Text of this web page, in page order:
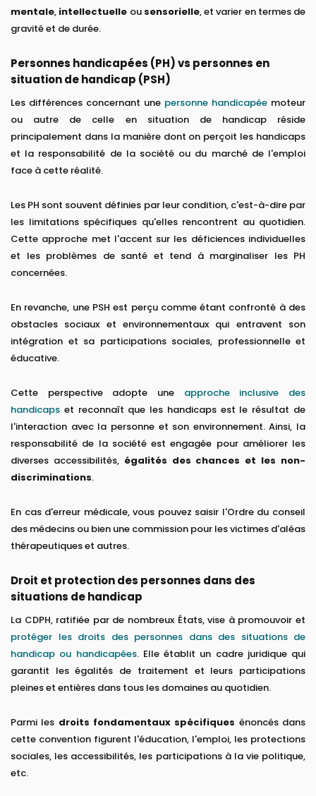
mentale, intellectuelle ou sensorielle, et varier en termes de
gravité et de durée.
Personnes handicapées (PH) vs personnes en
situation de handicap (PSH)
Les différences concernant une personne handicapée moteur
ou autre de celle en situation de handicap réside
principalement dans la manière dont on perçoit les handicaps
et la responsabilité de la société ou du marché de l'emploi
face à cette réalité.
Les PH sont souvent définies par leur condition, c'est-à-dire par
les limitations spécifiques qu'elles rencontrent au quotidien.
Cette approche met l'accent sur les déficiences individuelles
et les problèmes de santé et tend à marginaliser les PH
concernées.
En revanche, une PSH est perçu comme étant confronté à des
obstacles sociaux et environnementaux qui entravent son
intégration et sa participations sociales, professionnelle et
éducative.
Cette perspective adopte une approche inclusive des
handicaps et reconnaît que les handicaps est le résultat de
l'interaction avec la personne et son environnement. Ainsi, la
responsabilité de la société est engagée pour améliorer les
diverses accessibilités, égalités des chances et les non-
discriminations.
En cas d'erreur médicale, vous pouvez saisir l'Ordre du conseil
des médecins ou bien une commission pour les victimes d'aléas
thérapeutiques et autres.
Droit et protection des personnes dans des
situations de handicap
La CDPH, ratifiée par de nombreux États, vise à promouvoir et
protéger les droits des personnes dans des situations de
handicap ou handicapées. Elle établit un cadre juridique qui
garantit les égalités de traitement et leurs participations
pleines et entières dans tous les domaines au quotidien.
Parmi les droits fondamentaux spécifiques énoncés dans
cette convention figurent l'éducation, l'emploi, les protections
sociales, les accessibilités, les participations à la vie politique,
etc.